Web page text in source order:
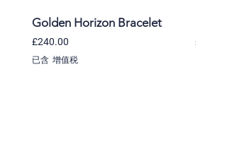
Golden Horizon Bracelet
價格
£240.00
已含 增值税
價格
£220.00